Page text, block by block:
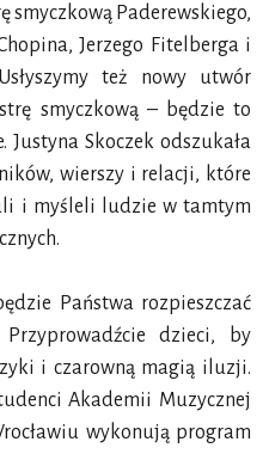
smyczkową Paderewskiego,
Jerzego Fitelberga i
też nowy utwór
smyczkową – będzie to
Skoczek odszukała
wierszy i relacji, które
i myśleli ludzie w tamtym
Państwa rozpieszczać
dzieci, by
i czarowną magią iluzji.
Akademii Muzycznej
wykonują program